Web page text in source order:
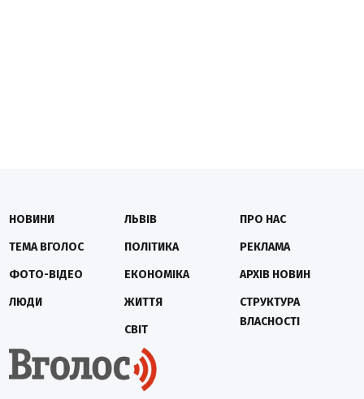
НОВИНИ
ТЕМА ВГОЛОС
ФОТО-ВІДЕО
ЛЮДИ
ЛЬВІВ
ПОЛІТИКА
ЕКОНОМІКА
ЖИТТЯ
СВІТ
ПРО НАС
РЕКЛАМА
АРХІВ НОВИН
СТРУКТУРА
ВЛАСНОСТІ